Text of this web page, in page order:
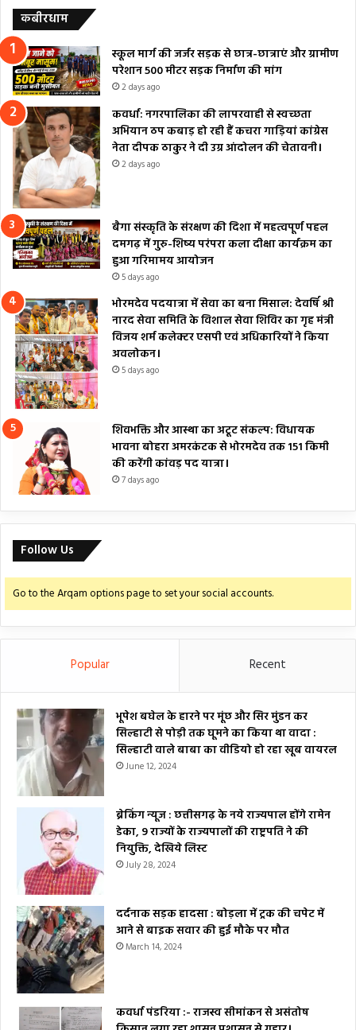
कबीरधाम
स्कूल मार्ग की जर्जर सड़क से छात्र-छात्राएं और ग्रामीण
परेशान 500 मीटर सड़क निर्माण की मांग
2 days ago
कवर्धा: नगरपालिका की लापरवाही से स्वच्छता
अभियान ठप कबाड़ हो रही हैं कचरा गाड़ियां कांग्रेस
नेता दीपक ठाकुर ने दी उग्र आंदोलन की चेतावनी।
2 days ago
बैगा संस्कृति के संरक्षण की दिशा में महत्वपूर्ण पहल
दमगढ़ में गुरु-शिष्य परंपरा कला दीक्षा कार्यक्रम का
हुआ गरिमामय आयोजन
5 days ago
भोरमदेव पदयात्रा में सेवा का बना मिसाल: देवर्षि श्री
नारद सेवा समिति के विशाल सेवा शिविर का गृह मंत्री
विजय शर्म कलेक्टर एसपी एवं अधिकारियों ने किया
अवलोकन।
5 days ago
शिवभक्ति और आस्था का अटूट संकल्प: विधायक
भावना बोहरा अमरकंटक से भोरमदेव तक 151 किमी
की करेंगी कांवड़ पद यात्रा।
7 days ago
Follow Us
Go to the Arqam options page to set your social accounts.
Popular Recent
भूपेश बघेल के हारने पर मूंछ और सिर मुंडन कर
सिल्हाटी से पोड़ी तक घूमने का किया था वादा :
सिल्हाटी वाले बाबा का वीडियो हो रहा खूब वायरल
June 12, 2024
ब्रेकिंग न्यूज : छत्तीसगढ़ के नये राज्यपाल होंगे रामेन
डेका, 9 राज्यों के राज्यपालों की राष्ट्रपति ने की
नियुक्ति, देखिये लिस्ट
July 28, 2024
दर्दनाक सड़क हादसा : बोड़ला में ट्रक की चपेट में
आने से बाइक सवार की हुई मौके पर मौत
March 14, 2024
कवर्धा पंडरिया :- राजस्व सीमांकन से असंतोष